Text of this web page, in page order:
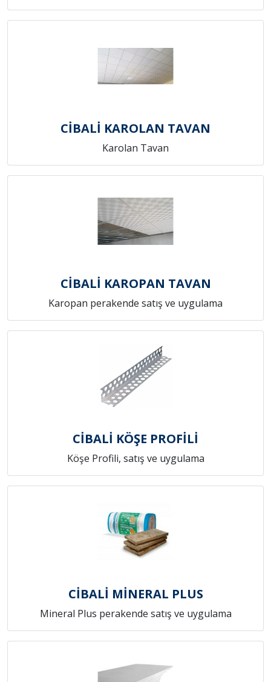
CİBALİ KAROLAN TAVAN
Karolan Tavan
CİBALİ KAROPAN TAVAN
Karopan perakende satış ve uygulama
CİBALİ KÖŞE PROFİLİ
Köşe Profili, satış ve uygulama
CİBALİ MİNERAL PLUS
Mineral Plus perakende satış ve uygulama